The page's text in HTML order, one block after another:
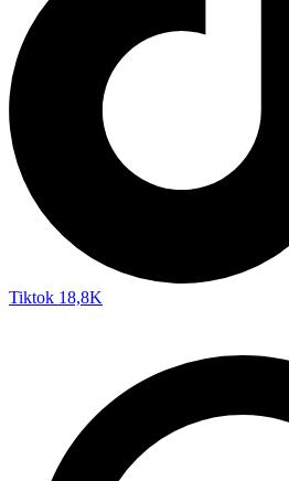
Tiktok 18,8K